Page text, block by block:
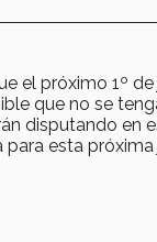
el próximo 1º
que no se
disputando en
esta